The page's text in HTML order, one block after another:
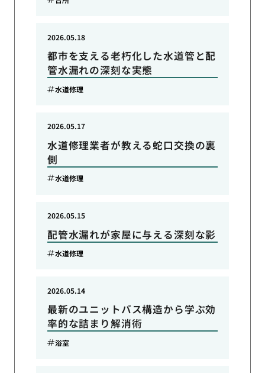
都市を支える老朽化した水道管と配
管水漏れの深刻な実態
2026.05.18
水道修理
水道修理業者が教える蛇口交換の裏
側
2026.05.17
水道修理
配管水漏れが家屋に与える深刻な影
2026.05.15
水道修理
最新のユニットバス構造から学ぶ効
率的な詰まり解消術
2026.05.14
浴室